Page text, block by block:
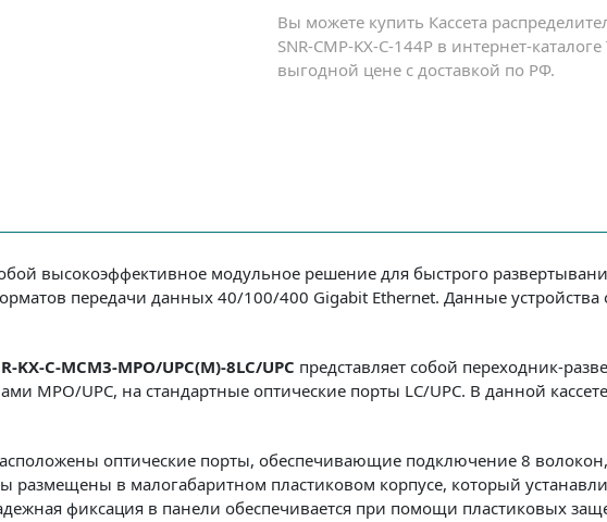
Вы можете купить Кассета
SNR-CMP-KX-C-144P в интернет-
выгодной цене с доставкой по РФ.
высокоэффективное модульное решение для быстрого
передачи данных 40/100/400 Gigabit Ethernet. Данные
KX-C-MCM3-MPO/UPC(M)-8LC/UPC представляет собой переходник-
MPO/UPC, на стандартные оптические порты LC/UPC. В данной
оптические порты, обеспечивающие подключение 8
размещены в малогабаритном пластиковом корпусе, который
фиксация в панели обеспечивается при помощи пластиковых